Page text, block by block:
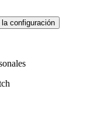
la configuración